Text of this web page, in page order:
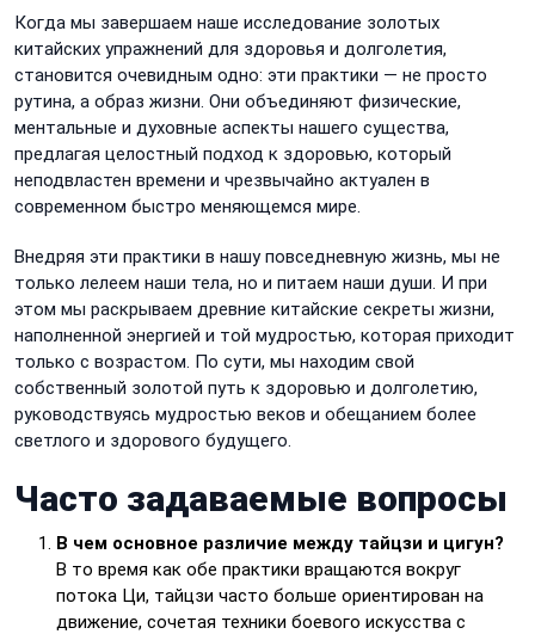
Когда мы завершаем наше исследование золотых
китайских упражнений для здоровья и долголетия,
становится очевидным одно: эти практики — не просто
рутина, а образ жизни. Они объединяют физические,
ментальные и духовные аспекты нашего существа,
предлагая целостный подход к здоровью, который
неподвластен времени и чрезвычайно актуален в
современном быстро меняющемся мире.
Внедряя эти практики в нашу повседневную жизнь, мы не
только лелеем наши тела, но и питаем наши души. И при
этом мы раскрываем древние китайские секреты жизни,
наполненной энергией и той мудростью, которая приходит
только с возрастом. По сути, мы находим свой
собственный золотой путь к здоровью и долголетию,
руководствуясь мудростью веков и обещанием более
светлого и здорового будущего.
Часто задаваемые вопросы
В чем основное различие между тайцзи и цигун?
В то время как обе практики вращаются вокруг
потока Ци, тайцзи часто больше ориентирован на
движение, сочетая техники боевого искусства с